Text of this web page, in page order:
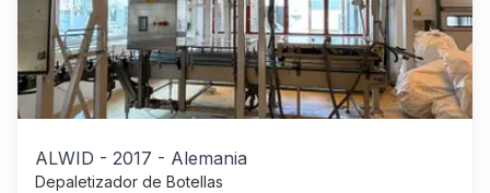
ALWID - 2017 - Alemania
Depaletizador de Botellas